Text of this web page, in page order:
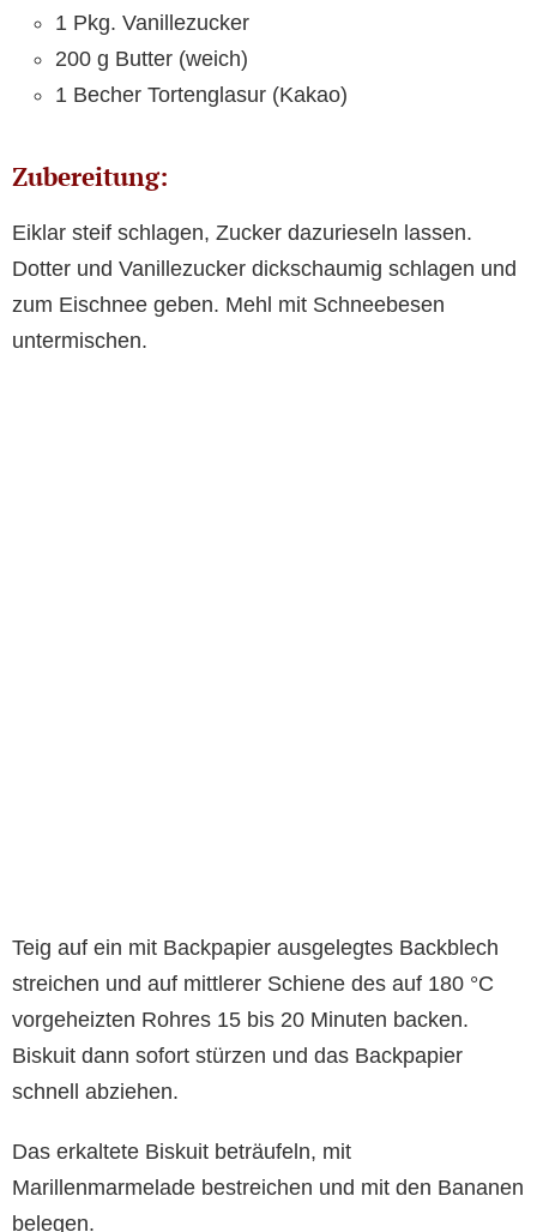
1 Pkg. Vanillezucker
200 g Butter (weich)
1 Becher Tortenglasur (Kakao)
Zubereitung:
Eiklar steif schlagen, Zucker dazurieseln lassen.
Dotter und Vanillezucker dickschaumig schlagen und
zum Eischnee geben. Mehl mit Schneebesen
untermischen.
Teig auf ein mit Backpapier ausgelegtes Backblech
streichen und auf mittlerer Schiene des auf 180 °C
vorgeheizten Rohres 15 bis 20 Minuten backen.
Biskuit dann sofort stürzen und das Backpapier
schnell abziehen.
Das erkaltete Biskuit beträufeln, mit
Marillenmarmelade bestreichen und mit den Bananen
belegen.